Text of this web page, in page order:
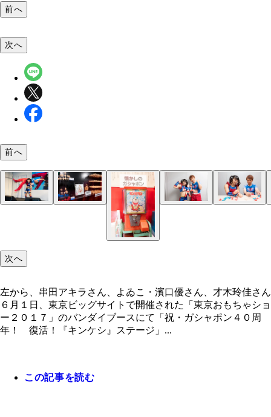
前へ
左から、串田アキラさん、よゐこ・濱口優さん、
熱唱する串田アキラさん
才木さんがタワーブリッジを実際に濱口さんにか
いう荒業サプライズも！
ブースにはゆでたまご先生のサインが！
超デカキンケシを持つ才木さんと、番組で考案し
特別に制作された「Ｍｒ．ＵＳＢ」のキンケシを
キンケシドンピシャ世代の濱口さんと、お父さん
っていたという才木さん
ワザケシは取り外しも可能！
次へ
前へ
次へ
左から、串田アキラさん、よゐこ・濱口優さん、才木玲佳さん
６月１日、東京ビッグサイトで開催された「東京おもちゃショ
ー２０１７」のバンダイブースにて「祝・ガシャポン４０周
年！ 復活！『キンケシ』ステージ」...
この記事を読む